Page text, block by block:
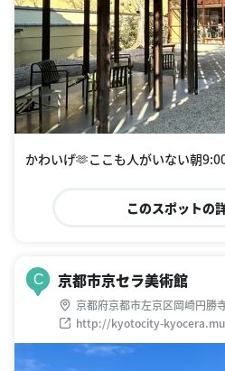
かわいげ🫶ここも人がいない朝
このスポットの
C 京都市京セラ美術館
京都府京都市左京区岡崎円勝
http://kyotocity-